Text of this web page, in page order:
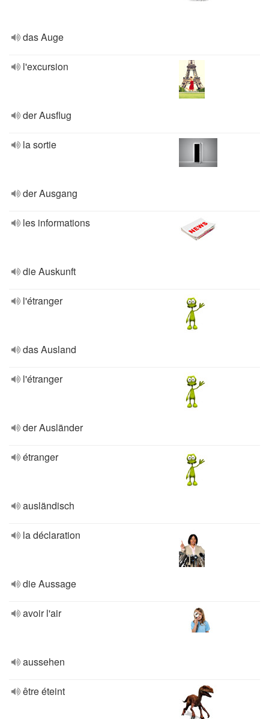
das Auge
l'excursion
der Ausflug
la sortie
der Ausgang
les informations
die Auskunft
l'étranger
das Ausland
l'étranger
der Ausländer
étranger
ausländisch
la déclaration
die Aussage
avoir l'air
aussehen
être éteint